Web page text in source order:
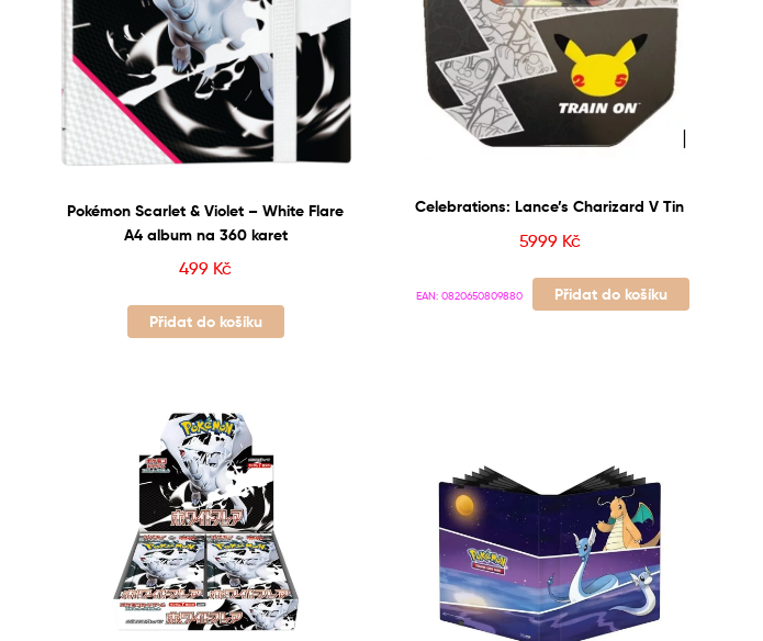
Pokémon Scarlet & Violet – White Flare
A4 album na 360 karet
499 Kč
Přidat do košíku
Celebrations: Lance’s Charizard V Tin
5999 Kč
EAN: 0820650809880 Přidat do košíku